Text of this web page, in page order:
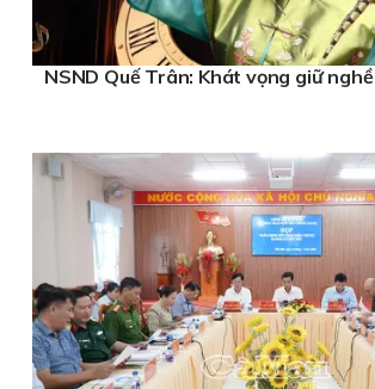
NSND Quế Trân: Khát vọng giữ nghề